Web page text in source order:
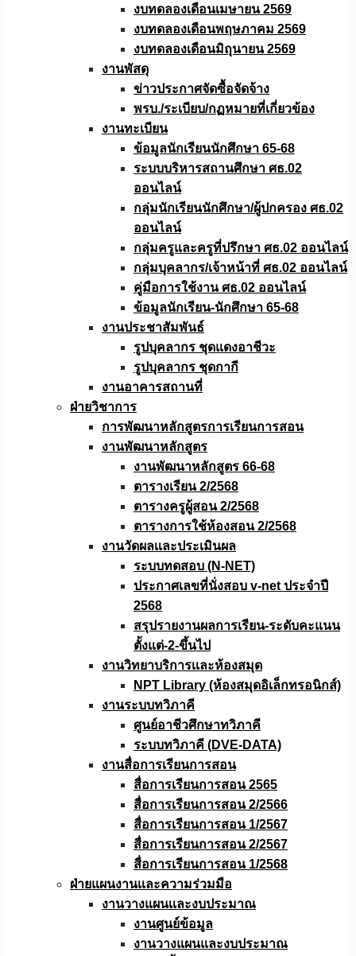
งบทดลองเดือนเมษายน 2569
งบทดลองเดือนพฤษภาคม 2569
งบทดลองเดือนมิถุนายน 2569
งานพัสดุ
ข่าวประกาศจัดซื้อจัดจ้าง
พรบ./ระเบียบ/กฏหมายที่เกี่ยวข้อง
งานทะเบียน
ข้อมูลนักเรียนนักศึกษา 65-68
ระบบบริหารสถานศึกษา ศธ.02
ออนไลน์
กลุ่มนักเรียนนักศึกษา/ผู้ปกครอง ศธ.02
ออนไลน์
กลุ่มครูและครูที่ปรึกษา ศธ.02 ออนไลน์
กลุ่มบุคลากร/เจ้าหน้าที่ ศธ.02 ออนไลน์
คู่มือการใช้งาน ศธ.02 ออนไลน์
ข้อมูลนักเรียน-นักศึกษา 65-68
งานประชาสัมพันธ์
รูปบุคลากร ชุดแดงอาชีวะ
รูปบุคลากร ชุดกากี
งานอาคารสถานที่
ฝ่ายวิชาการ
การพัฒนาหลักสูตรการเรียนการสอน
งานพัฒนาหลักสูตร
งานพัฒนาหลักสูตร 66-68
ตารางเรียน 2/2568
ตารางครูผู้สอน 2/2568
ตารางการใช้ห้องสอน 2/2568
งานวัดผลเเละประเมินผล
ระบบทดสอบ (N-NET)
ประกาศเลขที่นั่งสอบ v-net ประจำปี
2568
สรุปรายงานผลการเรียน-ระดับคะแนน
ตั้งแต่-2-ขึ้นไป
งานวิทยาบริการเเละห้องสมุด
NPT Library (ห้องสมุดอิเล็กทรอนิกส์)
งานระบบทวิภาคี
ศูนย์อาชีวศึกษาทวิภาคี
ระบบทวิภาคี (DVE-DATA)
งานสื่อการเรียนการสอน
สื่อการเรียนการสอน 2565
สื่อการเรียนการสอน 2/2566
สื่อการเรียนการสอน 1/2567
สื่อการเรียนการสอน 2/2567
สื่อการเรียนการสอน 1/2568
ฝ่ายแผนงานเเละความร่วมมือ
งานวางแผนเเละงบประมาณ
งานศูนย์ข้อมูล
งานวางแผนและงบประมาณ